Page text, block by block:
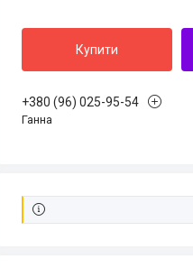
Купити
+380 (96) 025-95-54
Ганна